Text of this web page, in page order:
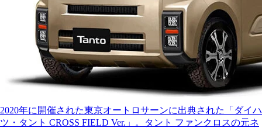
2020年に開催された東京オートロサーンに出典された「ダイハ
ツ・タント CROSS FIELD Ver.」。タント ファンクロスの元ネ